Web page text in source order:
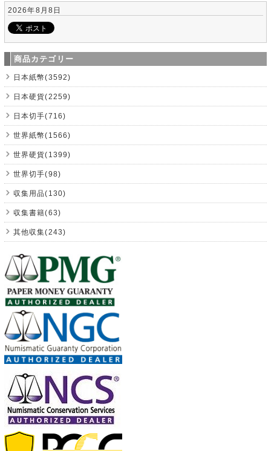
2026年8月8日
商品カテゴリー
日本紙幣(3592)
日本硬貨(2259)
日本切手(716)
世界紙幣(1566)
世界硬貨(1399)
世界切手(98)
収集用品(130)
収集書籍(63)
其他収集(243)